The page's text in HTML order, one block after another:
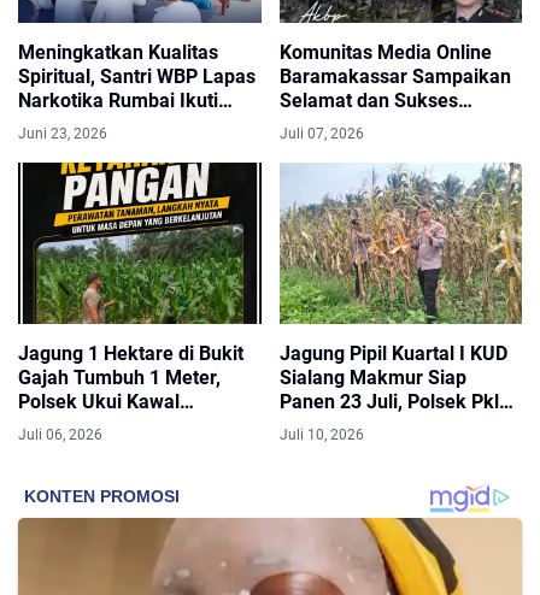
Meningkatkan Kualitas
Spiritual, Santri WBP Lapas
Narkotika Rumbai Ikuti
Program Pembinaan
Keagamaan Dengan
Antusias
Juni 23, 2026
Komunitas Media Online
Baramakassar Sampaikan
Selamat dan Sukses
kepada AKBP M. Aldy
Sulaiman atas Amanah
Jabatan Baru
Juli 07, 2026
Jagung 1 Hektare di Bukit
Gajah Tumbuh 1 Meter,
Polsek Ukui Kawal
Ketahanan Pangan
Kelompok Cinta Tani
Juli 06, 2026
Jagung Pipil Kuartal I KUD
Sialang Makmur Siap
Panen 23 Juli, Polsek Pkl
Kuras Kawal Ketahanan
Pangan Desa Sialang Indah
Juli 10, 2026